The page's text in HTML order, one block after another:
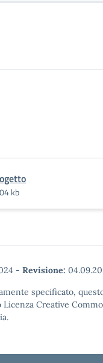
kb
- Revisione:
specificato,
Creative